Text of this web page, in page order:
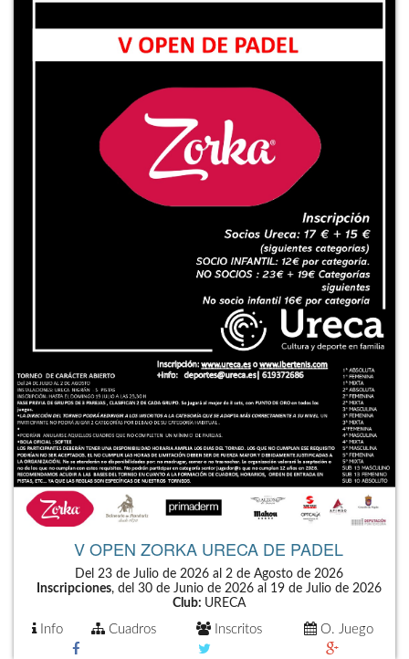
V OPEN ZORKA URECA DE PADEL
Del 23 de Julio de 2026 al 2 de Agosto de 2026
Inscripciones, del 30 de Junio de 2026 al 19 de Julio de 2026
Club: URECA
Info Cuadros Inscritos O. Juego